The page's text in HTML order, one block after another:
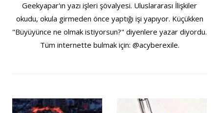
Geekyapar'ın yazı işleri şövalyesi. Uluslararası İlişkiler
okudu, okula girmeden önce yaptığı işi yapıyor. Küçükken
"Büyüyünce ne olmak istiyorsun?" diyenlere yazar diyordu.
Tüm internette bulmak için: @acyberexile.